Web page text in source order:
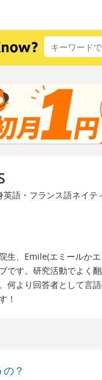
英語・フランス語ネイテ
生、Emile(エミールか
です。研究活動でよく
何より回答者として言
！
？